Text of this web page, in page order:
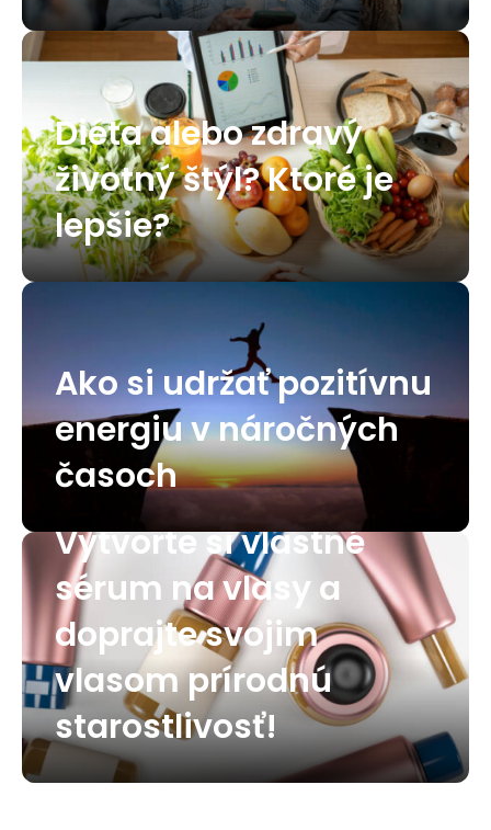
Diéta alebo zdravý
životný štýl? Ktoré je
lepšie?
Ako si udržať pozitívnu
energiu v náročných
časoch
Vytvorte si vlastné
sérum na vlasy a
doprajte svojim
vlasom prírodnú
starostlivosť!